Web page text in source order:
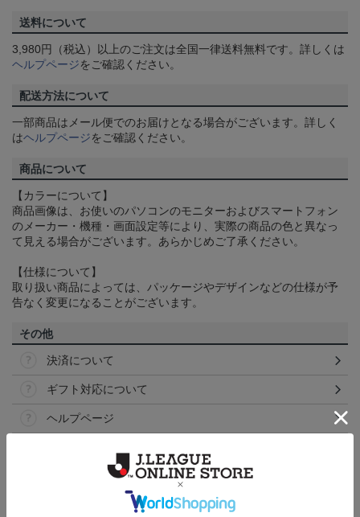
送料について
3,980円（税込）以上のご注文は全国一律送料無料です。詳しくは
ヘルプページをご確認ください。
配送方法について
一部商品はメール便でのお届けとなる場合がございます。詳しく
はヘルプページをご確認ください。
商品について
【カラーについて】
商品画像は、お使いのパソコンのモニターおよびスマートフォン
のメーカー・機種・画面設定等により、実際の商品の色と異なっ
て見える場合がございます。あらかじめご了承ください。
【仕様について】
取り扱い商品によっては、パッケージやデザインなどの仕様が予
告なく変更になることがございます。
その他
決済について
ギフト対応について
ヘルプページ